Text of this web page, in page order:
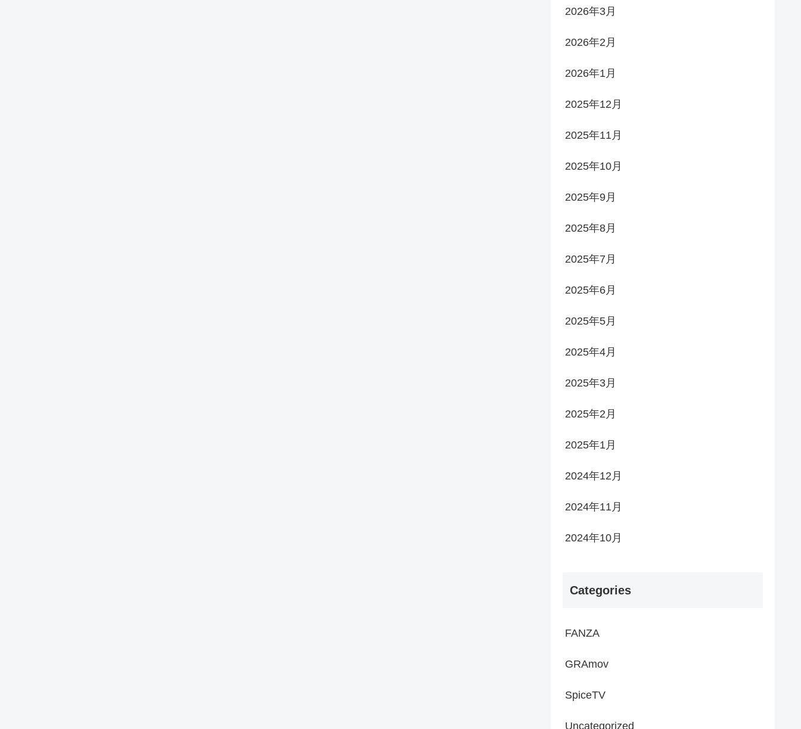
2026年3月
2026年2月
2026年1月
2025年12月
2025年11月
2025年10月
2025年9月
2025年8月
2025年7月
2025年6月
2025年5月
2025年4月
2025年3月
2025年2月
2025年1月
2024年12月
2024年11月
2024年10月
Categories
FANZA
GRAmov
SpiceTV
Uncategorized